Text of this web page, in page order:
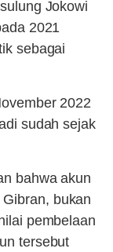
Jokowi
2021
sebagai
2022
sudah sejak
bahwa akun
bukan
pembelaan
tersebut